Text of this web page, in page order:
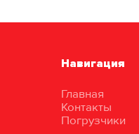
Навигация
Главная
Контакты
Погрузчики